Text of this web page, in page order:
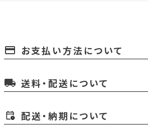
payment お支払い方法について
local_shipping 送料・配送について
配送・納期について